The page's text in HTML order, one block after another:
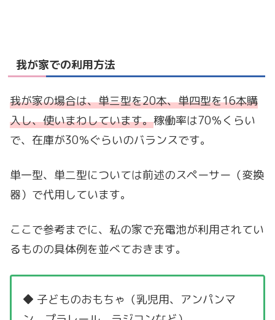
我が家での利用方法
我が家の場合は、単三型を20本、単四型を16本購
入し、使いまわしています。稼働率は70％くらい
で、在庫が30％ぐらいのバランスです。
単一型、単二型については前述のスペーサー（変換
器）で代用しています。
ここで参考までに、私の家で充電池が利用されてい
るものの具体例を並べておきます。
◆ 子どものおもちゃ（乳児用、アンパンマ